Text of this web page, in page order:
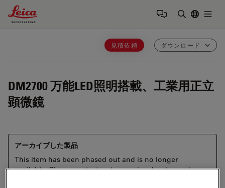
Leica Microsystems Logo
見積依頼 ダウンロード
DM2700万能LED照明搭載、工業用正立
顕微鏡
アーカイブした製品
This item has been phased out and is no longer
available. Please contact us to enquire about recent